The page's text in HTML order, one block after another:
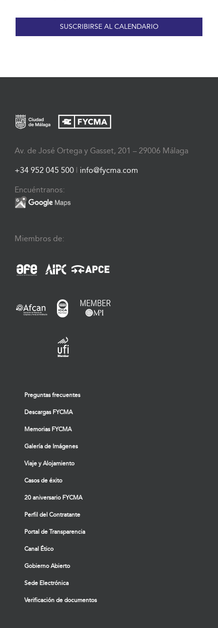
SUSCRIBIRSE AL CALENDARIO
Av. de José Ortega y Gasset, 201 – 29006 Málaga
+34 952 045 500 | info@fycma.com
Encuéntranos:
Miembros de:
Preguntas frecuentes
Descargas FYCMA
Memorias FYCMA
Galería de Imágenes
Viaje y Alojamiento
Casos de éxito
20 aniversario FYCMA
Perfil del Contratante
Portal de Transparencia
Canal Ético
Gobierno Abierto
Sede Electrónica
Verificación de documentos